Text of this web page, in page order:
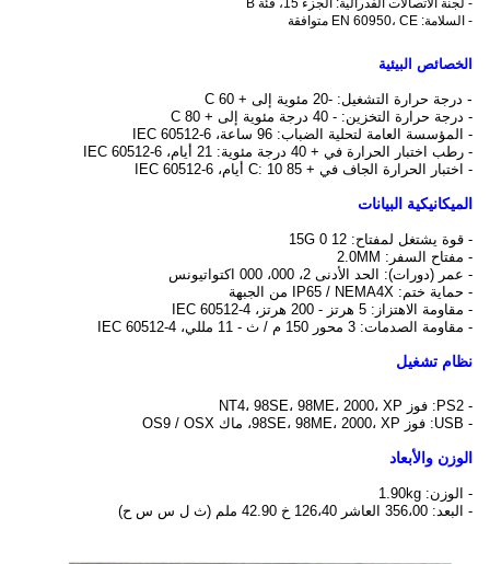
- لجنة الاتصالات الفدرالية: الجزء 15، فئة B
- السلامة: EN 60950، CE متوافقة
الخصائص البيئية
- درجة حرارة التشغيل: -20 مئوية إلى + 60 C
- درجة حرارة التخزين: - 40 درجة مئوية إلى + 80 C
- المؤسسة العامة لتحلية الضباب: 96 ساعة، IEC 60512-6
- رطب اختبار الحرارة في + 40 درجة مئوية: 21 أيام، IEC 60512-6
- اختبار الحرارة الجاف في + 85 C: 10 أيام، IEC 60512-6
الميكانيكية البيانات
- قوة يشتغل لمفتاح: 12
0
15G
- مفتاح السفر: 2.0MM
- عمر (دورات): الحد الأدنى 2، 000، 000 اكتواتيونس
- حماية ختم: IP65 / NEMA4X من الجبهة
- مقاومة الاهتزاز: 5 هرتز - 200 هرتز، IEC 60512-4
- مقاومة الصدمات: 3 محور 150 م / ث - 11 مللي، IEC 60512-4
نظام تشغيل
- PS2: فوز NT4، 98SE، 98ME، 2000، XP
- USB: فوز 98SE، 98ME، 2000، XP، ماك OS9 / OSX
الوزن والأبعاد
- الوزن: 1.90kg
- البعد: 356،00 العاشر 126،40 خ 42.90 ملم (ث ل س س ح)